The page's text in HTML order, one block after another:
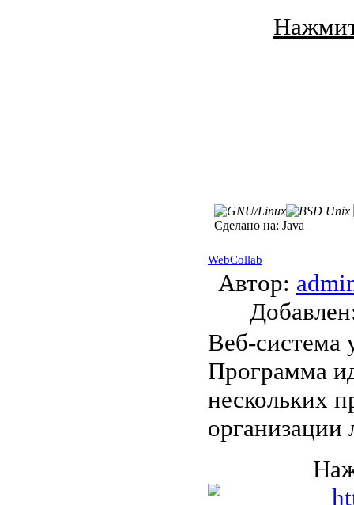
Сделано на: Java
WebCollab
Автор:
Веб-система
Программа
нескольких
организации